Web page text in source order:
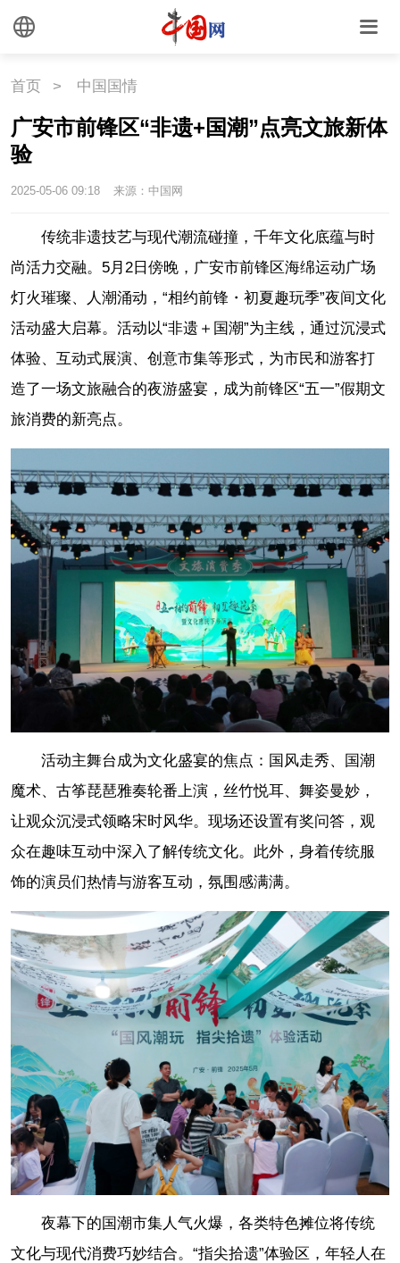
首页 > 中国国情
广安市前锋区“非遗+国潮”点亮文旅新体
验
2025-05-06 09:18 来源：中国网
传统非遗技艺与现代潮流碰撞，千年文化底蕴与时
尚活力交融。5月2日傍晚，广安市前锋区海绵运动广场
灯火璀璨、人潮涌动，“相约前锋・初夏趣玩季”夜间文化
活动盛大启幕。活动以“非遗＋国潮”为主线，通过沉浸式
体验、互动式展演、创意市集等形式，为市民和游客打
造了一场文旅融合的夜游盛宴，成为前锋区“五一”假期文
旅消费的新亮点。
活动主舞台成为文化盛宴的焦点：国风走秀、国潮
魔术、古筝琵琶雅奏轮番上演，丝竹悦耳、舞姿曼妙，
让观众沉浸式领略宋时风华。现场还设置有奖问答，观
众在趣味互动中深入了解传统文化。此外，身着传统服
饰的演员们热情与游客互动，氛围感满满。
夜幕下的国潮市集人气火爆，各类特色摊位将传统
文化与现代消费巧妙结合。“指尖拾遗”体验区，年轻人在